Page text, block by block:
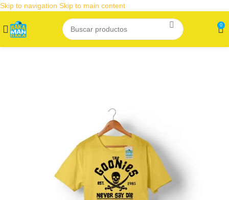
Skip to navigation Skip to main content
0